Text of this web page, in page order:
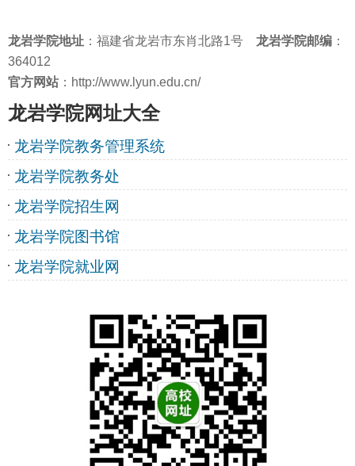
龙岩学院地址 ：福建省龙岩市东肖北路1号 龙岩学院邮编 ：
364012
官方网站 ：http://www.lyun.edu.cn/
龙岩学院网址大全
龙岩学院教务管理系统
龙岩学院教务处
龙岩学院招生网
龙岩学院图书馆
龙岩学院就业网